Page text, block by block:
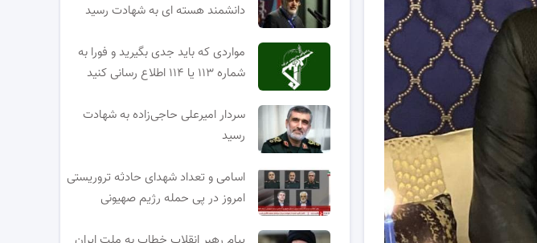
دانشمند هسته ای به شهادت رسید
مواردی که باید جدی بگیرید و فورا به
شماره ۱۱۳ یا ۱۱۴ اطلاع رسانی کنید
سردار امیرعلی حاجی‌زاده به شهادت
رسید
اسامی و تعداد شهدای حادثه تروریستی
امروز در پی حمله رژیم صهیونی